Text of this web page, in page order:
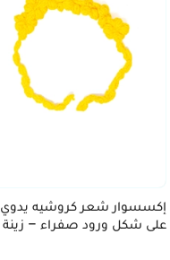
إكسسوار شعر كروشيه يدوي
على شكل ورود صفراء – زينة